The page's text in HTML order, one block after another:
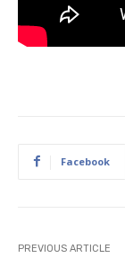
Facebook
PREVIOUS ARTICLE